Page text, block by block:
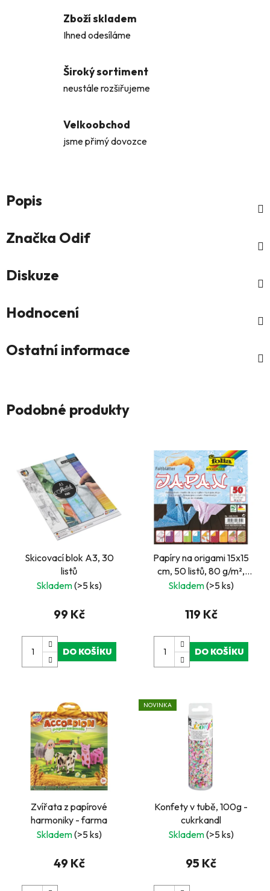
Zboží skladem
Ihned odesíláme
Široký sortiment
neustále rozšiřujeme
Velkoobchod
jsme přimý dovozce
Popis
Značka Odif
Diskuze
Hodnocení
Ostatní informace
Podobné produkty
Skicovací blok A3, 30
listů
Skladem(>5 ks)
99 Kč
DO KOŠÍKU
Papíry na origami 15x15
cm, 50 listů, 80 g/m²,
JAPAN
Skladem(>5 ks)
119 Kč
DO KOŠÍKU
Zvířata z papírové
harmoniky - farma
Skladem(>5 ks)
49 Kč
NOVINKA
Konfety v tubě, 100g -
cukrkandl
Skladem(>5 ks)
95 Kč